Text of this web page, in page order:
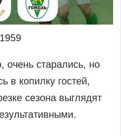
очень старались, но
в копилку гостей,
сезона выглядят